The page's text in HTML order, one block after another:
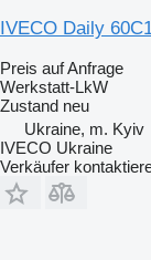
IVECO Daily
Preis auf Anfrage
Werkstatt-LkW
Zustand neu
Ukraine, m. Kyiv
IVECO Ukraine
Verkäufer